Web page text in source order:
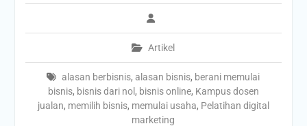
Artikel
alasan berbisnis,alasan bisnis, berani memulai
bisnis, bisnis dari nol , bisnis online, Kampus dosen
jualan, memilih bisnis, memulai usaha, Pelatihan digital
marketing